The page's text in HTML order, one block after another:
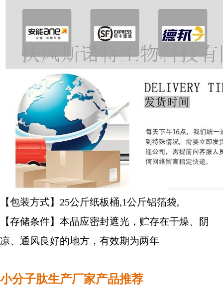
【包装方式】25公斤纸板桶,1公斤铝箔袋,
【存储条件】本品应密封遮光，贮存在干燥、阴
凉、通风良好的地方，有效期为两年
小分子肽生产厂家产品推荐